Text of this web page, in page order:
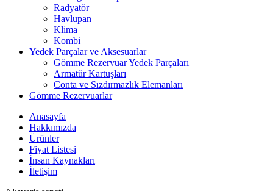
Radyatör
Havlupan
Klima
Kombi
Yedek Parçalar ve Aksesuarlar
Gömme Rezervuar Yedek Parçaları
Armatür Kartuşları
Conta ve Sızdırmazlık Elemanları
Gömme Rezervuarlar
Anasayfa
Hakkımızda
Ürünler
Fiyat Listesi
İnsan Kaynakları
İletişim